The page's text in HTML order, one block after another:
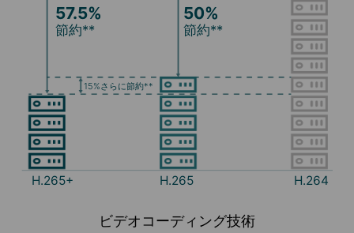
57.5%
節約**
50%
節約**
15%さらに節約**
H.265+ H.265 H.264
ビデオコーディング技術